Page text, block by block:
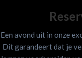
Een avond uit in onze
Dit garandeert dat je